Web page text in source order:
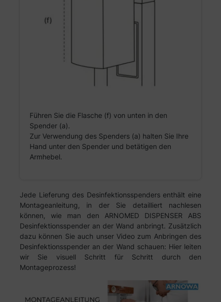
Führen Sie die Flasche (f) von unten in den
Spender (a).
Zur Verwendung des Spenders (a) halten Sie Ihre
Hand unter den Spender und betätigen den
Armhebel.
Jede Lieferung des Desinfektionsspenders enthält eine
Montageanleitung, in der Sie detailliert nachlesen
können, wie man den ARNOMED DISPENSER ABS
Desinfektionsspender an der Wand anbringt. Zusätzlich
dazu können Sie auch unser Video zum Anbringen des
Desinfektionsspender an der Wand schauen: Hier leiten
wir Sie visuell Schritt für Schritt durch den
Montageprozess!